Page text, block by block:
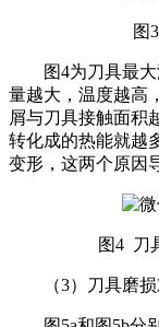
图
图4为刀具最
量越大，温度越高
屑与刀具接触面积
转化成的热能就越
变形，这两个原因
图4 刀
（3）刀具磨